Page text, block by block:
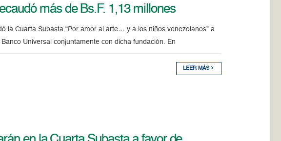
más de Bs.F. 1,13 millones
la Cuarta Subasta “Por amor al arte… y a los niños venezolanos” a
Universal conjuntamente con dicha fundación. En
LEER MÁS